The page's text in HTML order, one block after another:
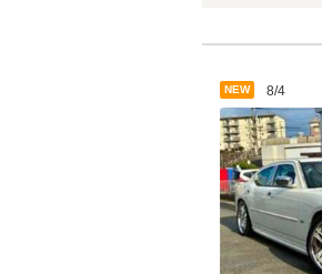
NEW 8/4